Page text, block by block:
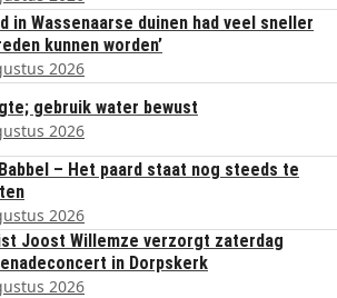
in Wassenaarse duinen had veel sneller
kunnen worden’
2026
gebruik water bewust
2026
– Het paard staat nog steeds te
2026
Joost Willemze verzorgt zaterdag
in Dorpskerk
2026